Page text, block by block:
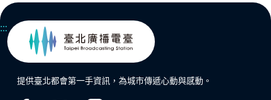
:::
提供臺北都會第一手資訊，為城市傳遞心動與感動。